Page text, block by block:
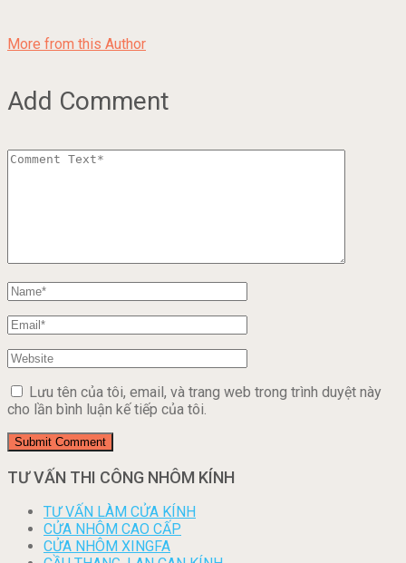
More from this Author
Add Comment
Lưu tên của tôi, email, và trang web trong trình duyệt này
cho lần bình luận kế tiếp của tôi.
TƯ VẤN THI CÔNG NHÔM KÍNH
TƯ VẤN LÀM CỬA KÍNH
CỬA NHÔM CAO CẤP
CỬA NHÔM XINGFA